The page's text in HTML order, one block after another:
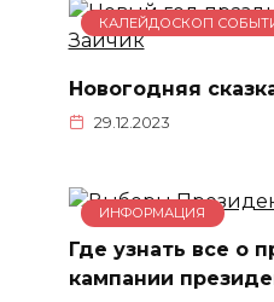
КАЛЕЙДОСКОП
Новогодняя
29.12.2023
ИНФОРМАЦИЯ
Где узнать все о
кампании